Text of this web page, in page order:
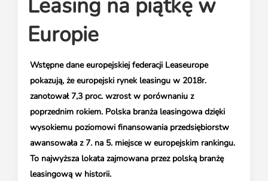
Partnerzy ZPL
Subskrybuj Leaseletter
Materiały do pobrania
Kontakt dla mediów
Klauzule informacyjne
Leasing na piątkę w
Europie
Wstępne dane europejskiej federacji Leaseurope
pokazują, że europejski rynek leasingu w 2018r.
zanotował 7,3 proc. wzrost w porównaniu z
poprzednim rokiem. Polska branża leasingowa dzięki
wysokiemu poziomowi finansowania przedsiębiorstw
awansowała z 7. na 5. miejsce w europejskim rankingu.
To najwyższa lokata zajmowana przez polską branżę
leasingową w historii.